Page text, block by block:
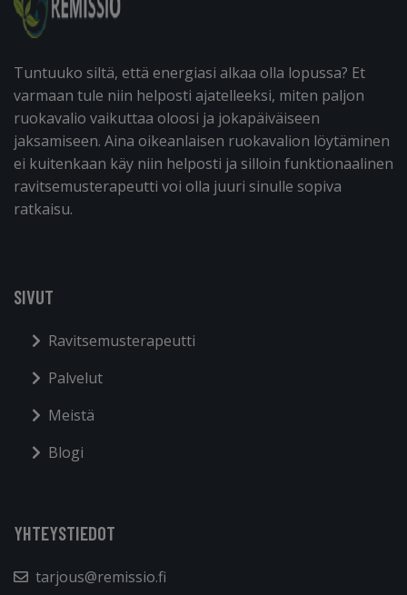
Tuntuuko siltä, että energiasi alkaa olla lopussa? Et
varmaan tule niin helposti ajatelleeksi, miten paljon
ruokavalio vaikuttaa oloosi ja jokapäiväiseen
jaksamiseen. Aina oikeanlaisen ruokavalion löytäminen
ei kuitenkaan käy niin helposti ja silloin funktionaalinen
ravitsemusterapeutti voi olla juuri sinulle sopiva
ratkaisu.
SIVUT
Ravitsemusterapeutti
Palvelut
Meistä
Blogi
YHTEYSTIEDOT
tarjous@remissio.fi